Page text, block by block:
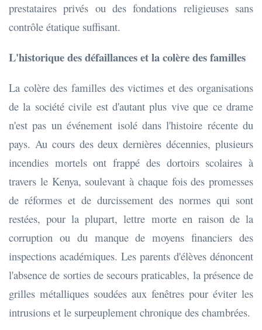
prestataires privés ou des fondations religieuses sans
contrôle étatique suffisant.
L'historique des défaillances et la colère des familles
La colère des familles des victimes et des organisations
de la société civile est d'autant plus vive que ce drame
n'est pas un événement isolé dans l'histoire récente du
pays. Au cours des deux dernières décennies, plusieurs
incendies mortels ont frappé des dortoirs scolaires à
travers le Kenya, soulevant à chaque fois des promesses
de réformes et de durcissement des normes qui sont
restées, pour la plupart, lettre morte en raison de la
corruption ou du manque de moyens financiers des
inspections académiques. Les parents d'élèves dénoncent
l'absence de sorties de secours praticables, la présence de
grilles métalliques soudées aux fenêtres pour éviter les
intrusions et le surpeuplement chronique des chambrées.